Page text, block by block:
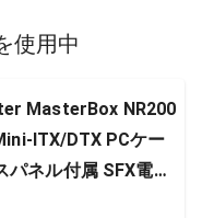
使用中
MasterBox NR200
ITX/DTX PCケー
パネル付属 SFX電源
NR200P-KGNN-